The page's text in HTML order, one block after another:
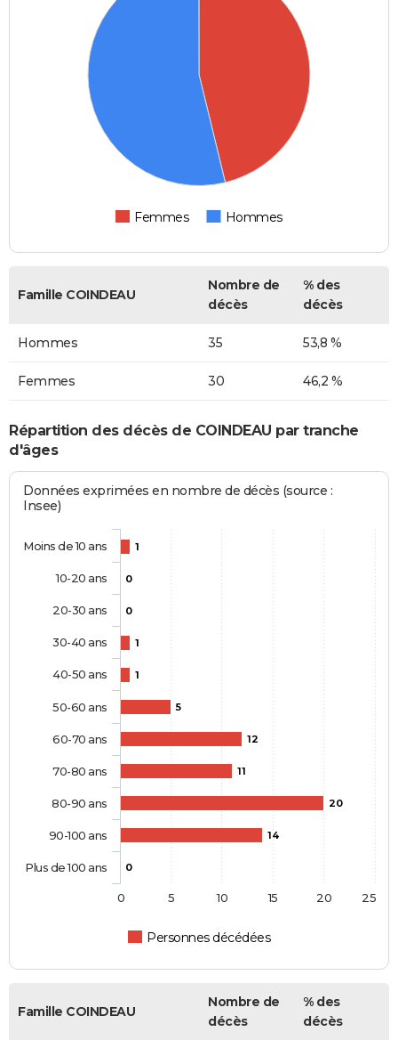
Femmes Hommes
Famille COINDEAU
Nombre de
décès
% des
décès
Hommes 35 53,8 %
Femmes 30 46,2 %
Répartition des décès de COINDEAU par tranche
d'âges
Données exprimées en nombre de décès (source :
Insee)
1
0
0
1
1
5
12
11
20
14
0
Personnes décédées
Moins de 10 ans
10-20 ans
20-30 ans
30-40 ans
40-50 ans
50-60 ans
60-70 ans
70-80 ans
80-90 ans
90-100 ans
Plus de 100 ans
0 5 10 15 20 25
Famille COINDEAU
Nombre de
décès
% des
décès